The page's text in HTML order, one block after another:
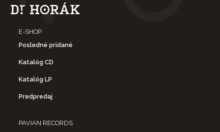
E-SHOP
Posledné pridané
Katalóg CD
Katalóg LP
Predpredaj
PAVIAN RECORDS